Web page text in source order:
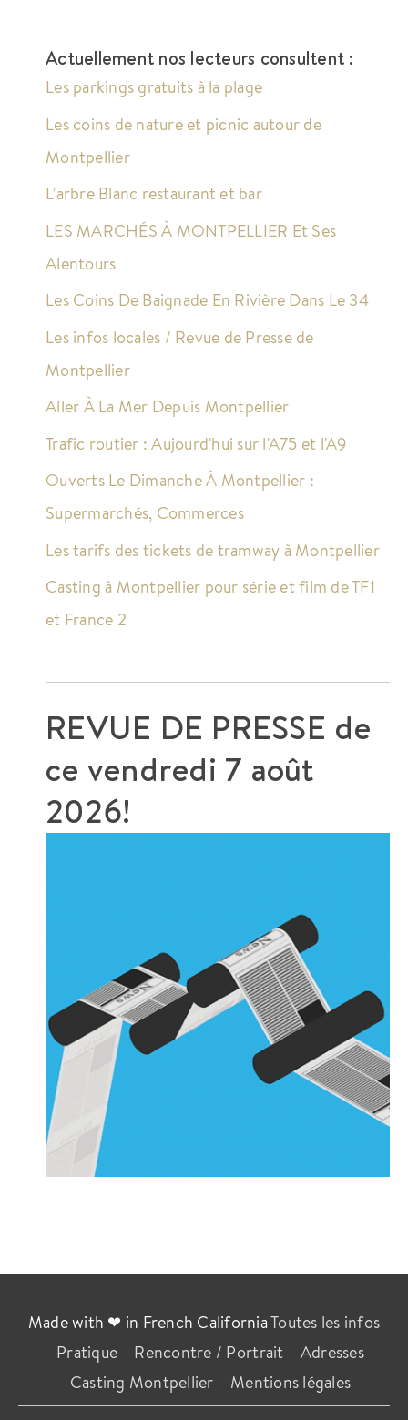
Actuellement nos lecteurs consultent :
Les parkings gratuits à la plage
Les coins de nature et picnic autour de
Montpellier
L'arbre Blanc restaurant et bar
LES MARCHÉS À MONTPELLIER Et Ses
Alentours
Les Coins De Baignade En Rivière Dans Le 34
Les infos locales / Revue de Presse de
Montpellier
Aller À La Mer Depuis Montpellier
Trafic routier : Aujourd'hui sur l'A75 et l'A9
Ouverts Le Dimanche À Montpellier :
Supermarchés, Commerces
Les tarifs des tickets de tramway à Montpellier
Casting à Montpellier pour série et film de TF1
et France 2
REVUE DE PRESSE de
ce vendredi 7 août
2026!
Made with ❤ in French CaliforniaToutes les infos
Pratique
Rencontre / Portrait
Adresses
Casting Montpellier
Mentions légales